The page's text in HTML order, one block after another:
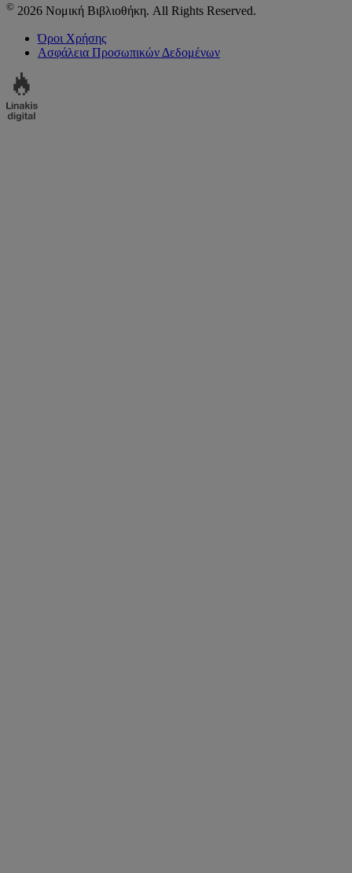
© 2026 Νομική Βιβλιοθήκη. All Rights Reserved.
Όροι Χρήσης
Ασφάλεια Προσωπικών Δεδομένων